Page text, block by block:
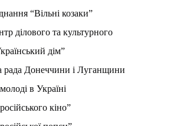
“Вільні козаки”
ділового та культурного
дім”
рада Донеччини і Луганщини
в Україні
кіно”